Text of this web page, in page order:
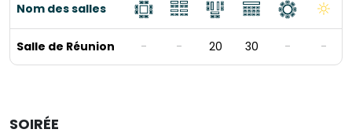
Nom des salles
Salle de Réunion - - 20 30 - -
SOIRÉE